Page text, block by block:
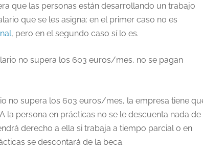
que las personas están desarrollando un trabajo
que se les asigna: en el primer caso no es
, pero en el segundo caso sí lo es.
no supera los 603 euros/mes, no se pagan
no supera los 603 euros/mes, la empresa tiene
la persona en prácticas no se le descuenta nada de
derecho a ella si trabaja a tiempo parcial o en
se descontará de la beca.